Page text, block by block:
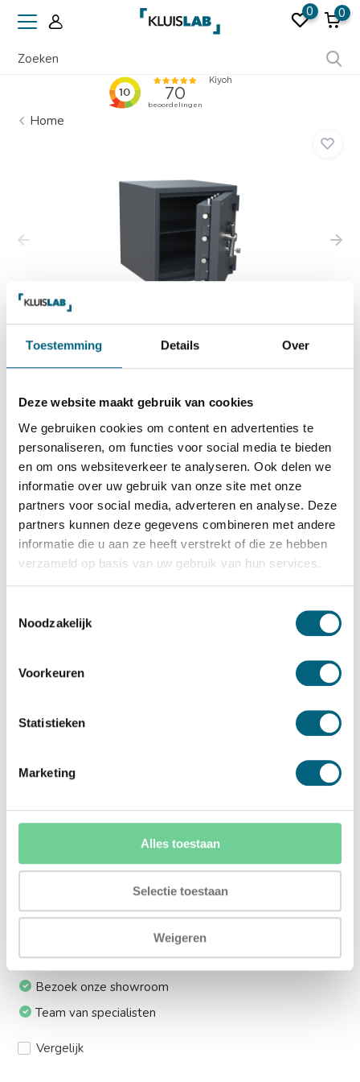
Toestemming Details Over
Deze website maakt gebruik van cookies
We gebruiken cookies om content en advertenties te
personaliseren, om functies voor social media te bieden
en om ons websiteverkeer te analyseren. Ook delen we
informatie over uw gebruik van onze site met onze
partners voor social media, adverteren en analyse. Deze
partners kunnen deze gegevens combineren met andere
informatie die u aan ze heeft verstrekt of die ze hebben
verzameld op basis van uw gebruik van hun services.
Noodzakelijk
Voorkeuren
Statistieken
Marketing
Alles toestaan
Selectie toestaan
Weigeren
0 0
Home
Salvus
Bekijk alles Inbraakwerende Kluis
4.651,-
Op voorraad: .
Bekijk de reviews
Hoogstaande officieel ECB-S gecertificeerde brand en
inbraakwerende kluis in de klasse 4 / grade IV / CEN IV
brandwering voor papier)....
Meerprijs installeren begane grond of op etage met
Ja (+€169,00)
Ik installeer de kluis graag zelf:
Ja, levering tot aan uw voordeur
24/7 bereikbaar
Bezoek onze showroom
Team van specialisten
Vergelijk